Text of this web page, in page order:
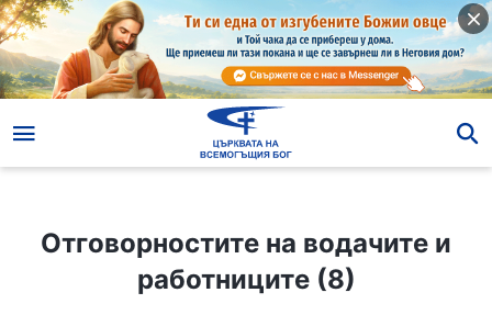
Отговорностите на водачите и работниците (8)
Отговорностите на водачите и
работниците (8)